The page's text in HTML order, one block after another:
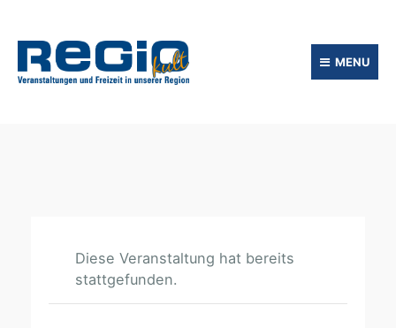
MENU
Diese Veranstaltung hat bereits
stattgefunden.